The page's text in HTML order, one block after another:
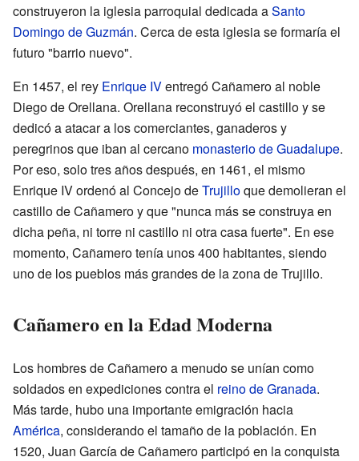
construyeron la iglesia parroquial dedicada aSanto
Domingo de Guzmán. Cerca de esta iglesia se formaría el
futuro "barrio nuevo".
En 1457, el rey Enrique IVentregó Cañamero al noble
Diego de Orellana. Orellana reconstruyó el castillo y se
dedicó a atacar a los comerciantes, ganaderos y
peregrinos que iban al cercano monasterio de Guadalupe.
Por eso, solo tres años después, en 1461, el mismo
Enrique IV ordenó al Concejo deTrujilloque demolieran el
castillo de Cañamero y que "nunca más se construya en
dicha peña, ni torre ni castillo ni otra casa fuerte". En ese
momento, Cañamero tenía unos 400 habitantes, siendo
uno de los pueblos más grandes de la zona de Trujillo.
Cañamero en la Edad Moderna
Los hombres de Cañamero a menudo se unían como
soldados en expediciones contra el reino de Granada.
Más tarde, hubo una importante emigración hacia
América, considerando el tamaño de la población. En
1520, Juan García de Cañamero participó en la conquista